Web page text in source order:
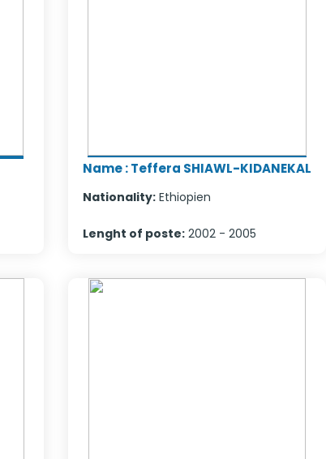
Name:Teffera SHIAWL-KIDANEKAL
Nationality:Ethiopien
Lenght of poste:2002 - 2005